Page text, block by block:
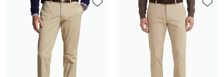
Toevoegen aan favorieten